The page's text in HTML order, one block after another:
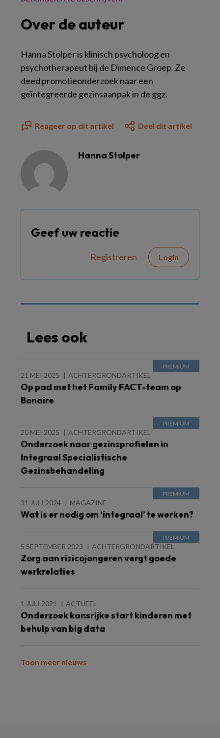
Over de auteur
Hanna Stolper is klinisch psycholoog en
psychotherapeut bij de Dimence Groep. Ze
deed promotieonderzoek naar een
geïntegreerde gezinsaanpak in de ggz.
Reageer op dit artikel Deel dit artikel
Hanna Stolper
Geef uw reactie
Registreren Login
Lees ook
21 MEI 2025 ACHTERGRONDARTIKEL
Op pad met het Family FACT-team op
Bonaire
20 MEI 2025 ACHTERGRONDARTIKEL
Onderzoek naar gezinsprofielen in
Integraal Specialistische
Gezinsbehandeling
31 JULI 2024 MAGAZINE
Wat is er nodig om ‘integraal’ te werken?
5 SEPTEMBER 2023 ACHTERGRONDARTIKEL
Zorg aan risicojongeren vergt goede
werkrelaties
1 JULI 2021 ACTUEEL
Onderzoek kansrijke start kinderen met
behulp van big data
Toon meer nieuws